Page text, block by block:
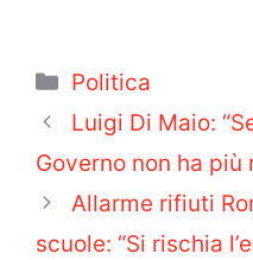
Categorie
Politica
Luigi Di Maio:
Governo non ha più
Allarme rifiuti
scuole: “Si rischia